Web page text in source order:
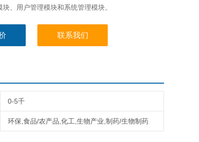
、用户管理模块和系统管理模块。
联系我们
0-5千
环保,食品/农产品,化工,生物产业,制药/生物制药